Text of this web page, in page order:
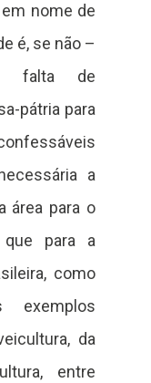
nome de
é, se não –
falta de
pátria para
a
área para o
para a
como
exemplos
da
entre